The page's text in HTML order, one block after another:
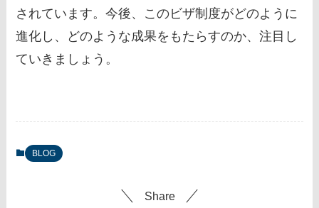
されています。今後、このビザ制度がどのように
進化し、どのような成果をもたらすのか、注目し
ていきましょう。
BLOG
Share